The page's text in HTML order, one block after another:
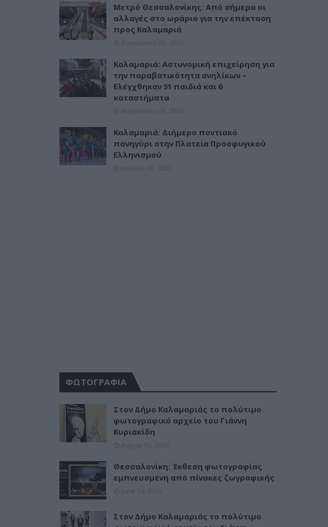
Μετρό Θεσσαλονίκης: Από σήμερα οι
αλλαγές στο ωράριο για την επέκταση
προς Καλαμαριά
Καλαμαριά: Αστυνομική επιχείρηση για
την παραβατικότητα ανηλίκων –
Ελέγχθηκαν 51 παιδιά και 6
καταστήματα
Καλαμαριά: Διήμερο ποντιακό
πανηγύρι στην Πλατεία Προσφυγικού
Ελληνισμού
ΦΩΤΟΓΡΑΦΙΑ
Στον Δήμο Καλαμαριάς το πολύτιμο
φωτογραφικό αρχείο του Γιάννη
Κυριακίδη
Θεσσαλονίκη: Έκθεση φωτογραφίας
εμπνευσμένη από πίνακες ζωγραφικής
Στον Δήμο Καλαμαριάς το πολύτιμο